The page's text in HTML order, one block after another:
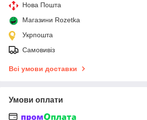
Нова Пошта
Магазини Rozetka
Укрпошта
Самовивіз
Всі умови доставки
Умови оплати